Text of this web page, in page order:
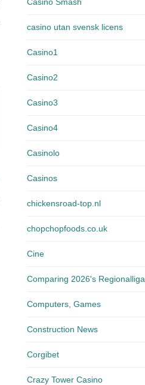
casino utan svensk licens
Casino1
Casino2
Casino3
Casino4
Casinolo
Casinos
chickensroad-top.nl
chopchopfoods.co.uk
Cine
Comparing 2026's Regionalliga
Computers, Games
Construction News
Corgibet
Crazy Tower Сasino